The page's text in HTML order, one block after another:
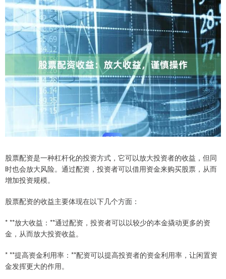
股票配资是一种杠杆化的投资方式，它可以放大投资者的收益，但同
时也会放大风险。通过配资，投资者可以借用资金来购买股票，从而
增加投资规模。
股票配资的收益主要体现在以下几个方面：
* **放大收益：**通过配资，投资者可以以较少的本金撬动更多的资
金，从而放大投资收益。
* **提高资金利用率：**配资可以提高投资者的资金利用率，让闲置资
金发挥更大的作用。